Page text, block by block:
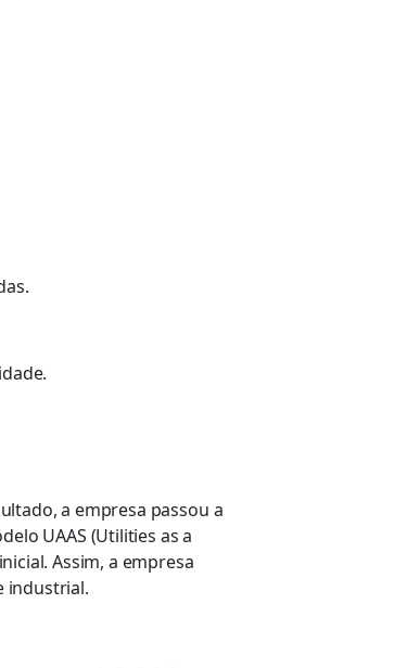
a empresa passou a
UAAS (Utilities as a
Assim, a empresa
industrial.